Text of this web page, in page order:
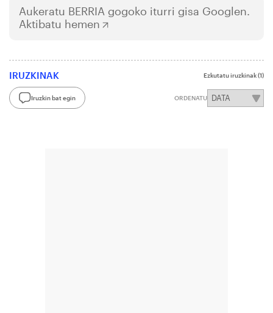
Aukeratu BERRIA gogoko iturri gisa Googlen.
Aktibatu hemen
IRUZKINAK Ezkutatu iruzkinak(1)
Iruzkin bat egin ORDENATU